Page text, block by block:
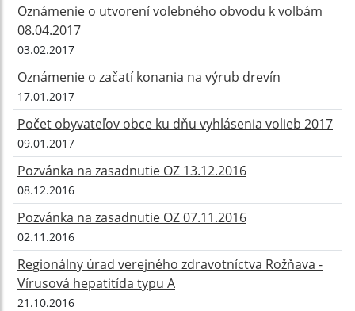
Oznámenie o utvorení volebného obvodu k volbám
08.04.2017
03.02.2017
Oznámenie o začatí konania na výrub drevín
17.01.2017
Počet obyvateľov obce ku dňu vyhlásenia volieb 2017
09.01.2017
Pozvánka na zasadnutie OZ 13.12.2016
08.12.2016
Pozvánka na zasadnutie OZ 07.11.2016
02.11.2016
Regionálny úrad verejného zdravotníctva Rožňava -
Vírusová hepatitída typu A
21.10.2016